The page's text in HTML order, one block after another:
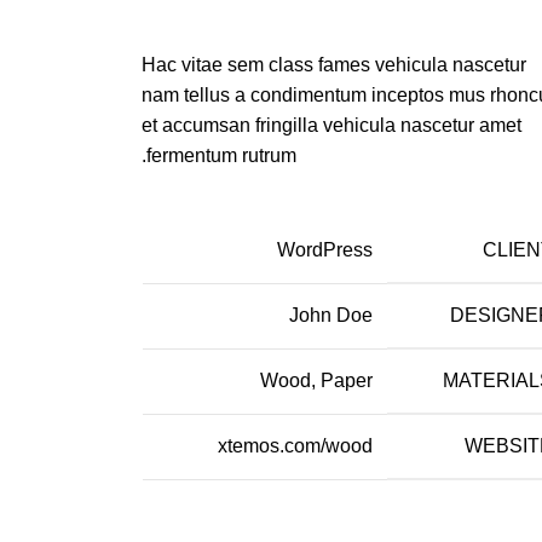
Hac vitae sem class fames vehicula nascetur
nam tellus a condimentum inceptos mus
et accumsan fringilla vehicula nascetur amet
fermentum rutrum.
WordPress
John Doe
Wood, Paper
xtemos.com/wood